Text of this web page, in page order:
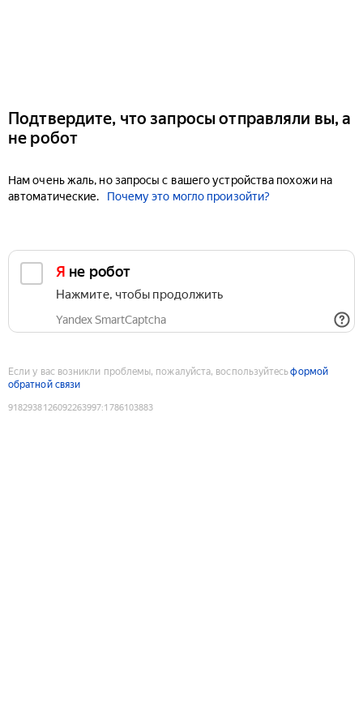
Подтвердите, что запросы отправляли вы, а
не робот
Нам очень жаль, но запросы с вашего устройства похожи на
автоматические.
Почему это могло произойти?
Я не робот
Нажмите, чтобы продолжить
Yandex SmartCaptcha
Если у вас возникли проблемы, пожалуйста, воспользуйтесьформой
обратной связи
9182938126092263997:1786103883